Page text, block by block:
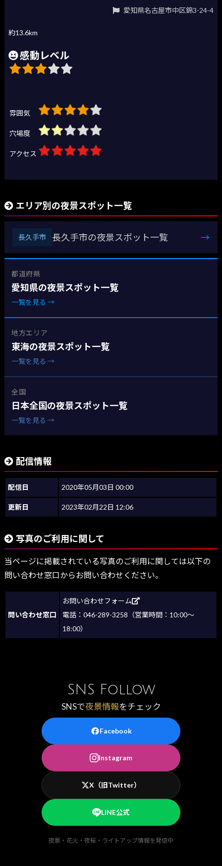
愛知県名古屋市中区錦3-24-4
約13.6km
感動レベル
雰囲気
穴場度
アクセス
エリア別の夜景スポット一覧
長久手市 長久手市の夜景スポット一覧 →
都道府県
愛知県の夜景スポット一覧
一覧を見る →
地方エリア
東海の夜景スポット一覧
一覧を見る →
全国
日本全国の夜景スポット一覧
一覧を見る →
配信情報
配信日 2020年05月03日 00:00
更新日 2023年02月22日 12:06
写真のご利用に関して
当ページに掲載されている写真のご利用に関しては以下の
問い合わせ窓口からお問い合わせください。
問い合わせ窓口
お問い合わせフォーム
電話：046-289-3258（営業時間：10:00～
18:00）
SNS Follow
SNSで夜景情報をチェック
Facebook
Instagram
X（旧Twitter）
LINE公式
夜景・花火・夜桜・ライトアップ情報を発信中